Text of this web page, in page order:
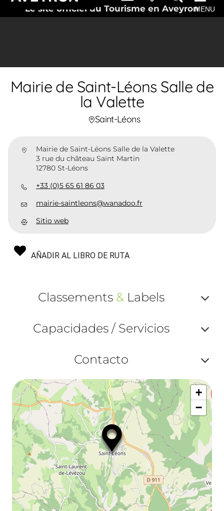
Le site officiel du Tourisme en AveyronMENU
Mairie de Saint-Léons Salle de
la Valette
Saint-Léons
Mairie de Saint-Léons Salle de la Valette
3 rue du château Saint Martin
12780 St-Léons
+33 (0)5 65 61 86 03
mairie-saintleons@wanadoo.fr
Sitio web
AÑADIR AL LIBRO DE RUTA
Classements &Labels
ou
Capacidades / Servicios
ou
Contacto
ou
+
−